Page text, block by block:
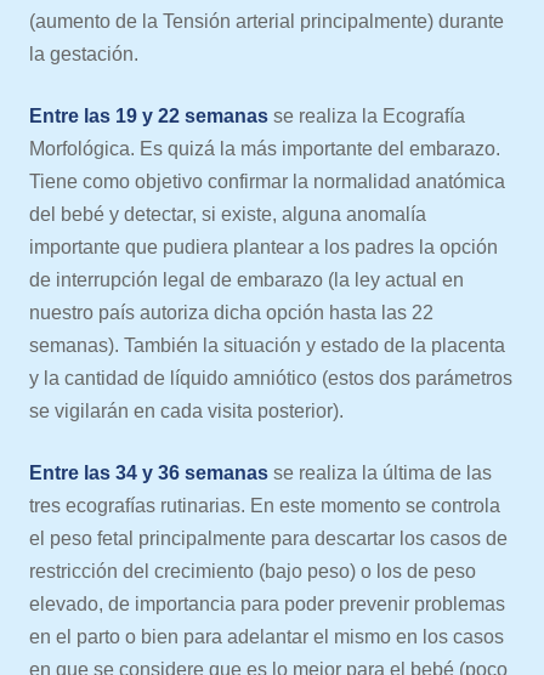
(aumento de la Tensión arterial principalmente) durante
la gestación.
Entre las 19 y 22 semanas se realiza la Ecografía
Morfológica. Es quizá la más importante del embarazo.
Tiene como objetivo confirmar la normalidad anatómica
del bebé y detectar, si existe, alguna anomalía
importante que pudiera plantear a los padres la opción
de interrupción legal de embarazo (la ley actual en
nuestro país autoriza dicha opción hasta las 22
semanas). También la situación y estado de la placenta
y la cantidad de líquido amniótico (estos dos parámetros
se vigilarán en cada visita posterior).
Entre las 34 y 36 semanas se realiza la última de las
tres ecografías rutinarias. En este momento se controla
el peso fetal principalmente para descartar los casos de
restricción del crecimiento (bajo peso) o los de peso
elevado, de importancia para poder prevenir problemas
en el parto o bien para adelantar el mismo en los casos
en que se considere que es lo mejor para el bebé (poco